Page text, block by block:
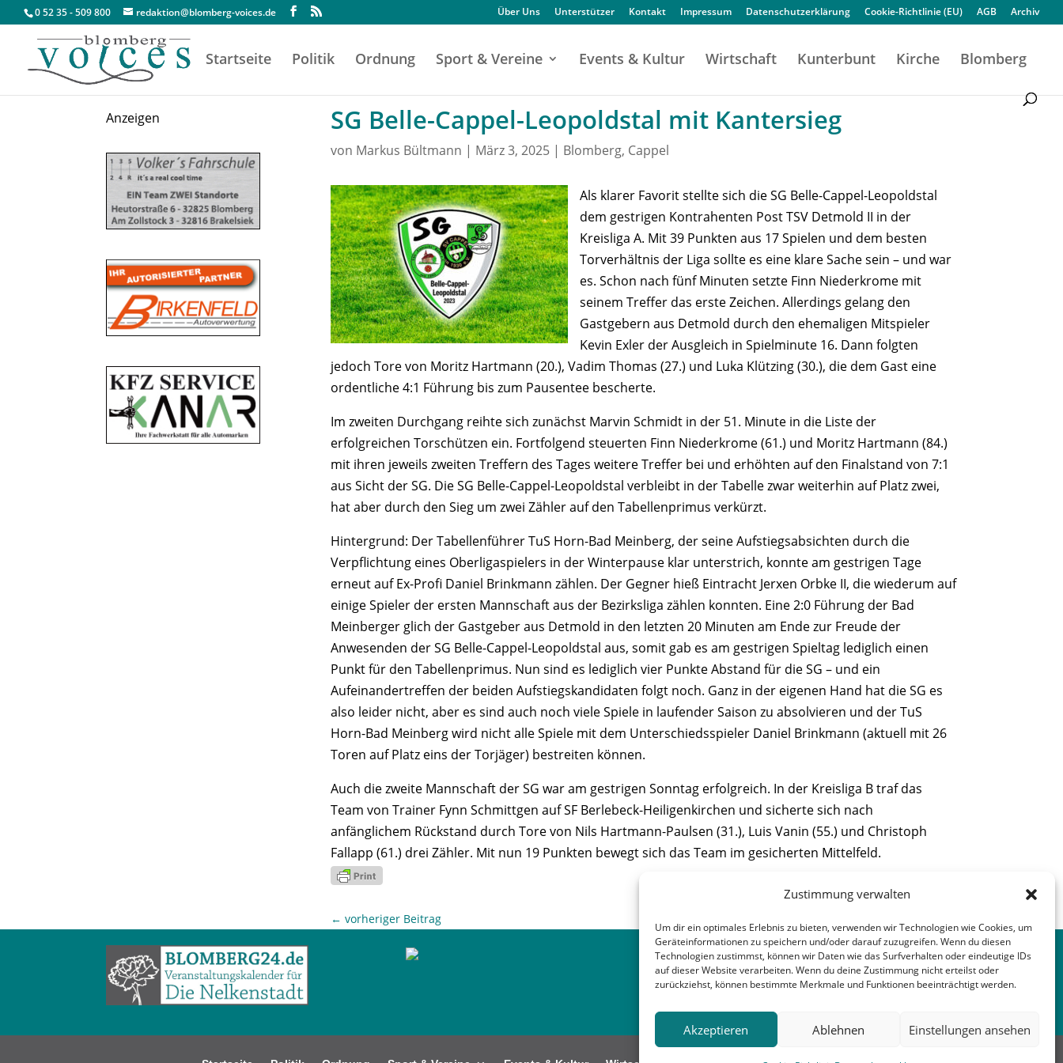
Zustimmung verwalten
Um dir ein optimales Erlebnis zu bieten, verwenden wir Technologien wie Cookies, um
Geräteinformationen zu speichern und/oder darauf zuzugreifen. Wenn du diesen
Technologien zustimmst, können wir Daten wie das Surfverhalten oder eindeutige IDs
auf dieser Website verarbeiten. Wenn du deine Zustimmung nicht erteilst oder
zurückziehst, können bestimmte Merkmale und Funktionen beeinträchtigt werden.
Akzeptieren Ablehnen Einstellungen ansehen
0 52 35 - 509 800 redaktion@blomberg-voices.de Über Uns Unterstützer Kontakt Impressum Datenschutzerklärung Cookie-Richtlinie (EU) AGB Archiv
Startseite Politik Ordnung Sport & Vereine Events & Kultur Wirtschaft Kunterbunt Kirche Blomberg
Anzeigen SG Belle-Cappel-Leopoldstal mit Kantersieg
von Markus Bültmann | März 3, 2025| Blomberg, Cappel
Als klarer Favorit stellte sich die SG Belle-Cappel-Leopoldstal
dem gestrigen Kontrahenten Post TSV Detmold II in der
Kreisliga A. Mit 39 Punkten aus 17 Spielen und dem besten
Torverhältnis der Liga sollte es eine klare Sache sein – und war
es. Schon nach fünf Minuten setzte Finn Niederkrome mit
seinem Treffer das erste Zeichen. Allerdings gelang den
Gastgebern aus Detmold durch den ehemaligen Mitspieler
Kevin Exler der Ausgleich in Spielminute 16. Dann folgten
jedoch Tore von Moritz Hartmann (20.), Vadim Thomas (27.) und Luka Klützing (30.), die dem Gast eine
ordentliche 4:1 Führung bis zum Pausentee bescherte.
Im zweiten Durchgang reihte sich zunächst Marvin Schmidt in der 51. Minute in die Liste der
erfolgreichen Torschützen ein. Fortfolgend steuerten Finn Niederkrome (61.) und Moritz Hartmann (84.)
mit ihren jeweils zweiten Treffern des Tages weitere Treffer bei und erhöhten auf den Finalstand von 7:1
aus Sicht der SG. Die SG Belle-Cappel-Leopoldstal verbleibt in der Tabelle zwar weiterhin auf Platz zwei,
hat aber durch den Sieg um zwei Zähler auf den Tabellenprimus verkürzt.
Hintergrund: Der Tabellenführer TuS Horn-Bad Meinberg, der seine Aufstiegsabsichten durch die
Verpflichtung eines Oberligaspielers in der Winterpause klar unterstrich, konnte am gestrigen Tage
erneut auf Ex-Profi Daniel Brinkmann zählen. Der Gegner hieß Eintracht Jerxen Orbke II, die wiederum auf
einige Spieler der ersten Mannschaft aus der Bezirksliga zählen konnten. Eine 2:0 Führung der Bad
Meinberger glich der Gastgeber aus Detmold in den letzten 20 Minuten am Ende zur Freude der
Anwesenden der SG Belle-Cappel-Leopoldstal aus, somit gab es am gestrigen Spieltag lediglich einen
Punkt für den Tabellenprimus. Nun sind es lediglich vier Punkte Abstand für die SG – und ein
Aufeinandertreffen der beiden Aufstiegskandidaten folgt noch. Ganz in der eigenen Hand hat die SG es
also leider nicht, aber es sind auch noch viele Spiele in laufender Saison zu absolvieren und der TuS
Horn-Bad Meinberg wird nicht alle Spiele mit dem Unterschiedsspieler Daniel Brinkmann (aktuell mit 26
Toren auf Platz eins der Torjäger) bestreiten können.
Auch die zweite Mannschaft der SG war am gestrigen Sonntag erfolgreich. In der Kreisliga B traf das
Team von Trainer Fynn Schmittgen auf SF Berlebeck-Heiligenkirchen und sicherte sich nach
anfänglichem Rückstand durch Tore von Nils Hartmann-Paulsen (31.), Luis Vanin (55.) und Christoph
Fallapp (61.) drei Zähler. Mit nun 19 Punkten bewegt sich das Team im gesicherten Mittelfeld.
← vorheriger Beitrag